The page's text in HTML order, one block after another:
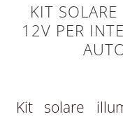
KIT
12V PER
Kit solare